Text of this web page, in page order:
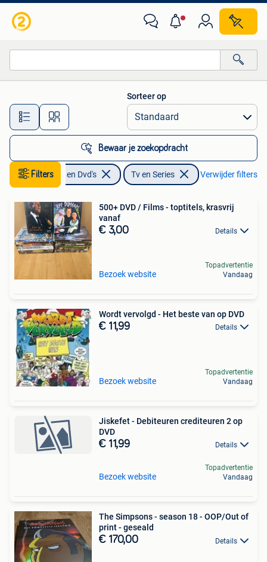
Alle afstanden…
Sorteer op
Bewaar je zoekopdracht
FiltersCd's en Dvd's Tv en Series Verwijder filters
500+ DVD / Films - toptitels, krasvrij
vanaf
€ 3,00 Details
Bezoek website
Topadvertentie
Vandaag
Wordt vervolgd - Het beste van op DVD
€ 11,99 Details
Bezoek website
Topadvertentie
Vandaag
Jiskefet - Debiteuren crediteuren 2 op
DVD
€ 11,99 Details
Bezoek website
Topadvertentie
Vandaag
The Simpsons - season 18 - OOP/Out of
print - geseald
€ 170,00 Details